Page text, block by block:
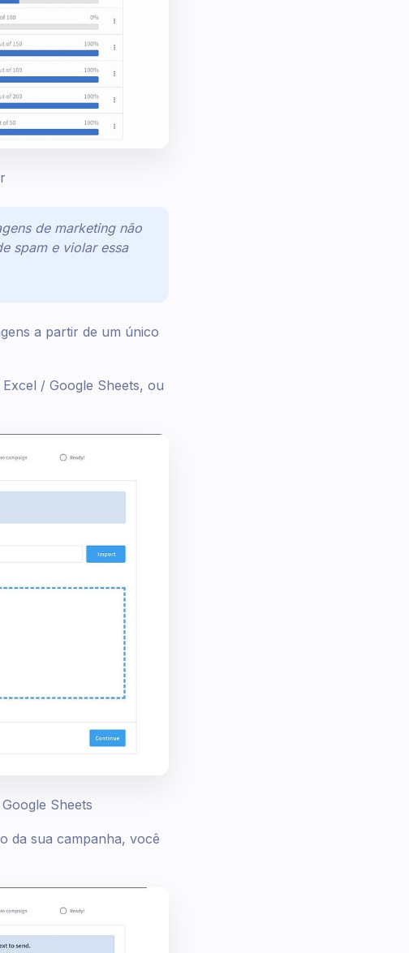
de marketing não
spam e violar essa
a partir de um único
/ Google Sheets, ou
Sheets
da sua campanha, você